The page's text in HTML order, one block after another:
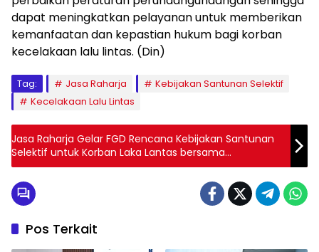
dapat meningkatkan pelayanan untuk memberikan
kemanfaatan dan kepastian hukum bagi korban
kecelakaan lalu lintas. (Din)
Tag: Jasa Raharja
Kebijakan Santunan Selektif
Kecelakaan Lalu Lintas
Jasa Raharja Gelar FGD Rencana Kebijakan Santunan
Selektif untuk Korban Laka Lantas bersama
Stakeholder Jaminan Sosial, Pakar Hukum, dan
Pengamat Transportasi
Pos Terkait